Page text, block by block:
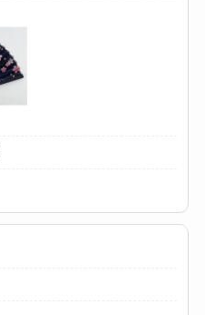
ドシートカバーは買
すめ通販も紹介！
ムと選び方のコツを